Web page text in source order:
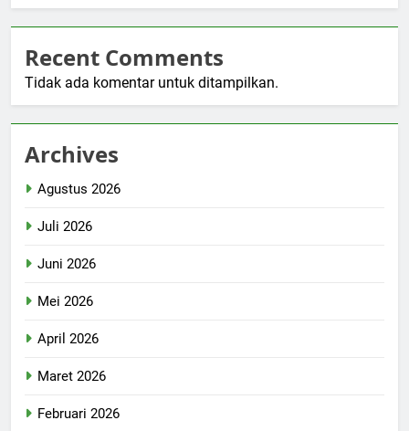
Recent Comments
Tidak ada komentar untuk ditampilkan.
Archives
Agustus 2026
Juli 2026
Juni 2026
Mei 2026
April 2026
Maret 2026
Februari 2026